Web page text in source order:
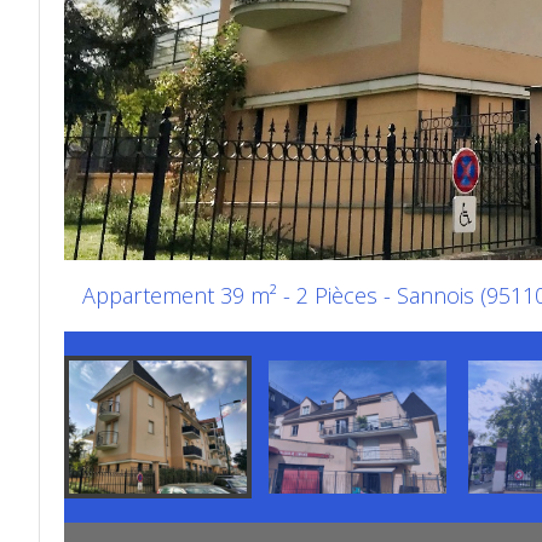
Appartement 39 m² - 2 Pièces - Sannois